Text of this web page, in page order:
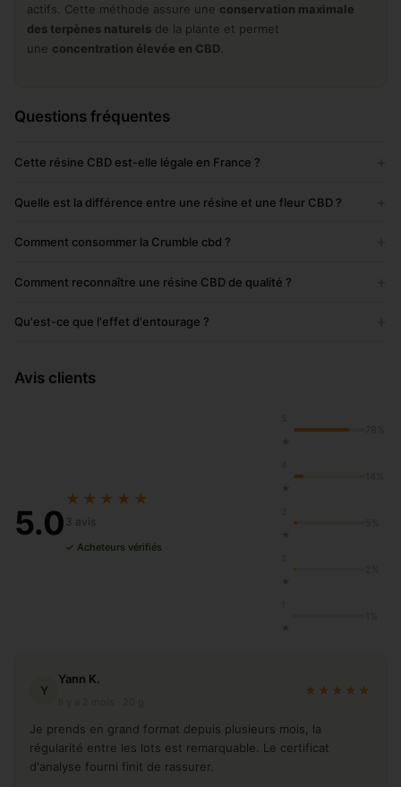
actifs. Cette méthode assure une conservation maximale
des terpènes naturelsde la plante et permet
une concentration élevée en CBD.
Questions fréquentes
Cette résine CBD est-elle légale en France ?
Quelle est la différence entre une résine et une fleur CBD ?
Comment consommer la Crumble cbd ?
Comment reconnaître une résine CBD de qualité ?
Qu'est-ce que l'effet d'entourage ?
Avis clients
5.0
★★★★★
3 avis
✓ Acheteurs vérifiés
Y
Yann K.
★★★★★
Je prends en grand format depuis plusieurs mois, la
régularité entre les lots est remarquable. Le certificat
d'analyse fourni finit de rassurer.